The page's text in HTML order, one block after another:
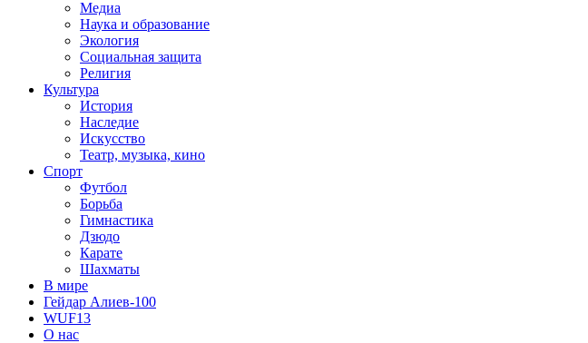
Медиа
Наука и образование
Экология
Социальная защита
Религия
Культура
История
Наследие
Искусство
Театр, музыка, кино
Спорт
Футбол
Борьба
Гимнастика
Дзюдо
Карате
Шахматы
В мире
Гейдар Алиев-100
WUF13
О нас